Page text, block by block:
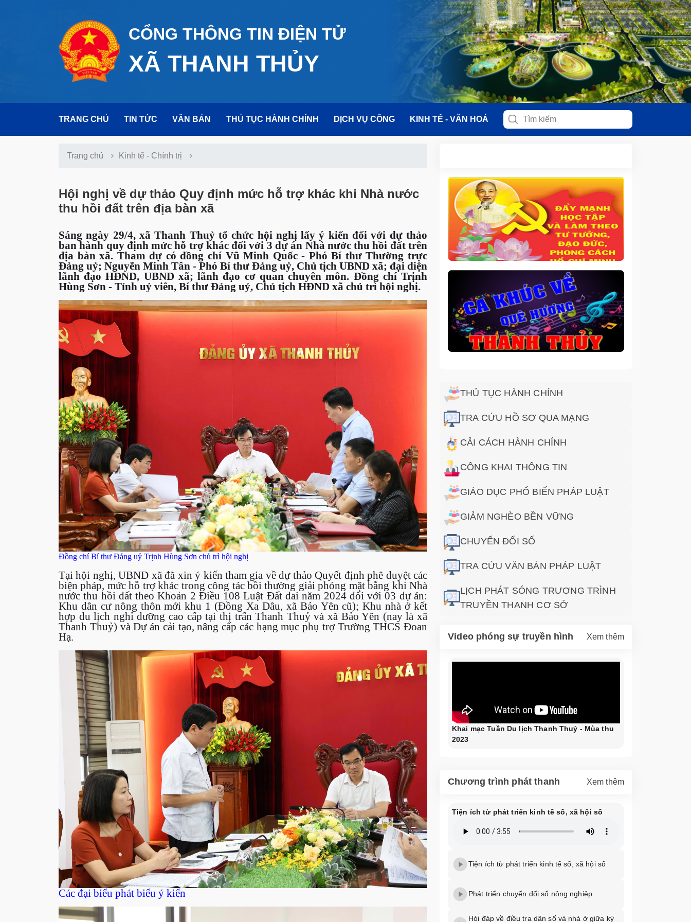
CỔNG THÔNG TIN ĐIỆN TỬ
XÃ THANH THỦY
TRANG CHỦ TIN TỨC VĂN BẢN THỦ TỤC HÀNH CHÍNH DỊCH VỤ CÔNG KINH TẾ - VĂN HOÁ
Trang chủ Kinh tế - Chính trị
Hội nghị về dự thảo Quy định mức hỗ trợ khác khi Nhà nước
thu hồi đất trên địa bàn xã
Sáng ngày 29/4, xã Thanh Thuỷ tổ chức hội nghị lấy ý kiến đối với dự thảo
ban hành quy định mức hỗ trợ khác đối với 3 dự án Nhà nước thu hồi đất trên
địa bàn xã. Tham dự có đồng chí Vũ Minh Quốc - Phó Bí thư Thường trực
Đảng uỷ; Nguyễn Minh Tân - Phó Bí thư Đảng uỷ, Chủ tịch UBND xã; đại diện
lãnh đạo HĐND, UBND xã; lãnh đạo cơ quan chuyên môn. Đồng chí Trịnh
Hùng Sơn - Tỉnh uỷ viên, Bí thư Đảng uỷ, Chủ tịch HĐND xã chủ trì hội nghị.
Đồng chí Bí thư Đảng uỷ Trịnh Hùng Sơn chủ trì hội nghị
Tại hội nghị, UBND xã đã xin ý kiến tham gia về dự thảo Quyết định phê duyệt các
biện pháp, mức hỗ trợ khác trong công tác bồi thường giải phóng mặt bằng khi Nhà
nước thu hồi đất theo Khoản 2 Điều 108 Luật Đất đai năm 2024 đối với 03 dự án:
Khu dân cư nông thôn mới khu 1 (Đồng Xa Dâu, xã Bảo Yên cũ); Khu nhà ở kết
hợp du lịch nghỉ dưỡng cao cấp tại thị trấn Thanh Thuỷ và xã Bảo Yên (nay là xã
Thanh Thuỷ) và Dự án cải tạo, nâng cấp các hạng mục phụ trợ Trường THCS Đoan
Hạ.
Các đại biểu phát biểu ý kiến
THỦ TỤC HÀNH CHÍNH
TRA CỨU HỒ SƠ QUA MẠNG
CẢI CÁCH HÀNH CHÍNH
CÔNG KHAI THÔNG TIN
GIÁO DỤC PHỔ BIẾN PHÁP LUẬT
GIẢM NGHÈO BỀN VỮNG
CHUYỂN ĐỔI SỐ
TRA CỨU VĂN BẢN PHÁP LUẬT
LỊCH PHÁT SÓNG TRƯƠNG TRÌNH
TRUYỀN THANH CƠ SỞ
Video phóng sự truyền hình Xem thêm
Khai mạc Tuần Du lịch Thanh Thuỷ - Mùa thu
2023
Chương trình phát thanh Xem thêm
Tiện ích từ phát triển kinh tế số, xã hội số
Tiện ích từ phát triển kinh tế số, xã hội số
Phát triển chuyển đổi số nông nghiệp
Hỏi đáp về điều tra dân số và nhà ở giữa kỳ